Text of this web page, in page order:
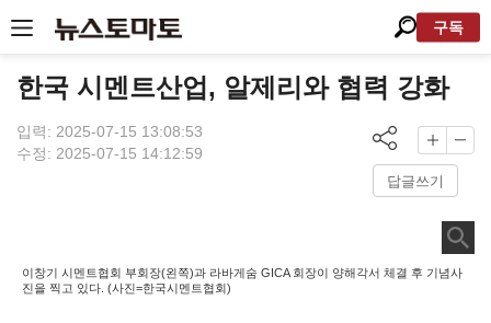
구독
한국 시멘트산업, 알제리와 협력 강화
입력: 2025-07-15 13:08:53
수정: 2025-07-15 14:12:59
답글쓰기
이창기 시멘트협회 부회장(왼쪽)과 라바게숨 GICA 회장이 양해각서 체결 후 기념사
진을 찍고 있다. (사진=한국시멘트협회)